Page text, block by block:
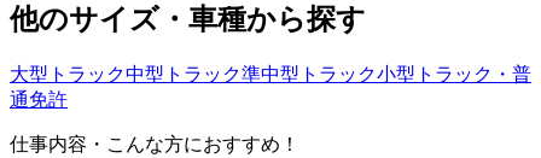
他のサイズ・車種から探す
大型トラック中型トラック準中型トラック小型トラック・普
通免許
仕事内容・こんな方におすすめ！